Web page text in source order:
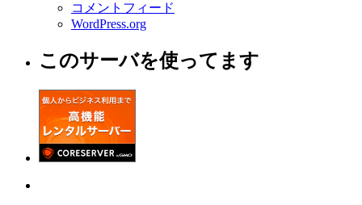
コメントフィード
WordPress.org
このサーバを使ってます